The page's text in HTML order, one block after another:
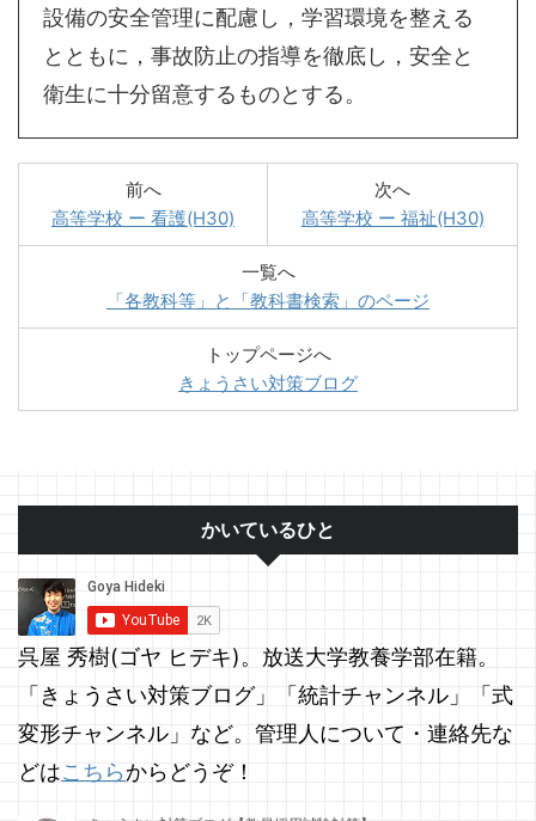
設備の安全管理に配慮し，学習環境を整える
とともに，事故防止の指導を徹底し，安全と
衛生に十分留意するものとする。
前へ
高等学校 ー 看護(H30)
次へ
高等学校 ー 福祉(H30)
一覧へ
「各教科等」と「教科書検索」のページ
トップページへ
きょうさい対策ブログ
かいているひと
呉屋 秀樹(ゴヤ ヒデキ)。放送大学教養学部在籍。
「きょうさい対策ブログ」「統計チャンネル」「式
変形チャンネル」など。管理人について・連絡先な
どはこちらからどうぞ！